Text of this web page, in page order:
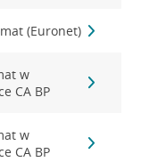
(Euronet)
w
CA BP
w
CA BP